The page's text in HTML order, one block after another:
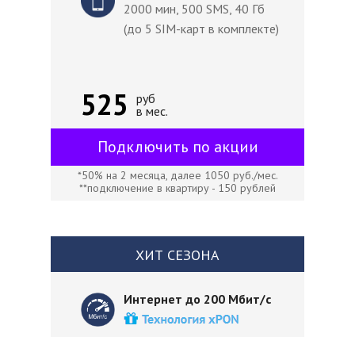
ХИТ СЕЗОНА
2000 мин, 500 SMS, 40 Гб
(до 5 SIM-карт в комплекте)
*50% на 2 месяца, далее 1050 руб./мес.
**подключение в квартиру - 150 рублей
Подключить по акции
руб
в мес.
Интернет до 200 Мбит/с
525